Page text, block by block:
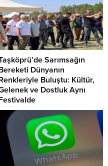
Sarımsağın
Dünyanın
Buluştu: Kültür,
ve Dostluk Aynı